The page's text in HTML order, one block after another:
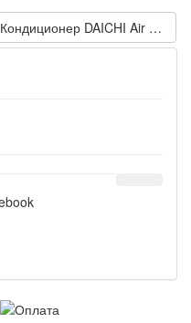
FV1
Кондиционер DAICHI Air